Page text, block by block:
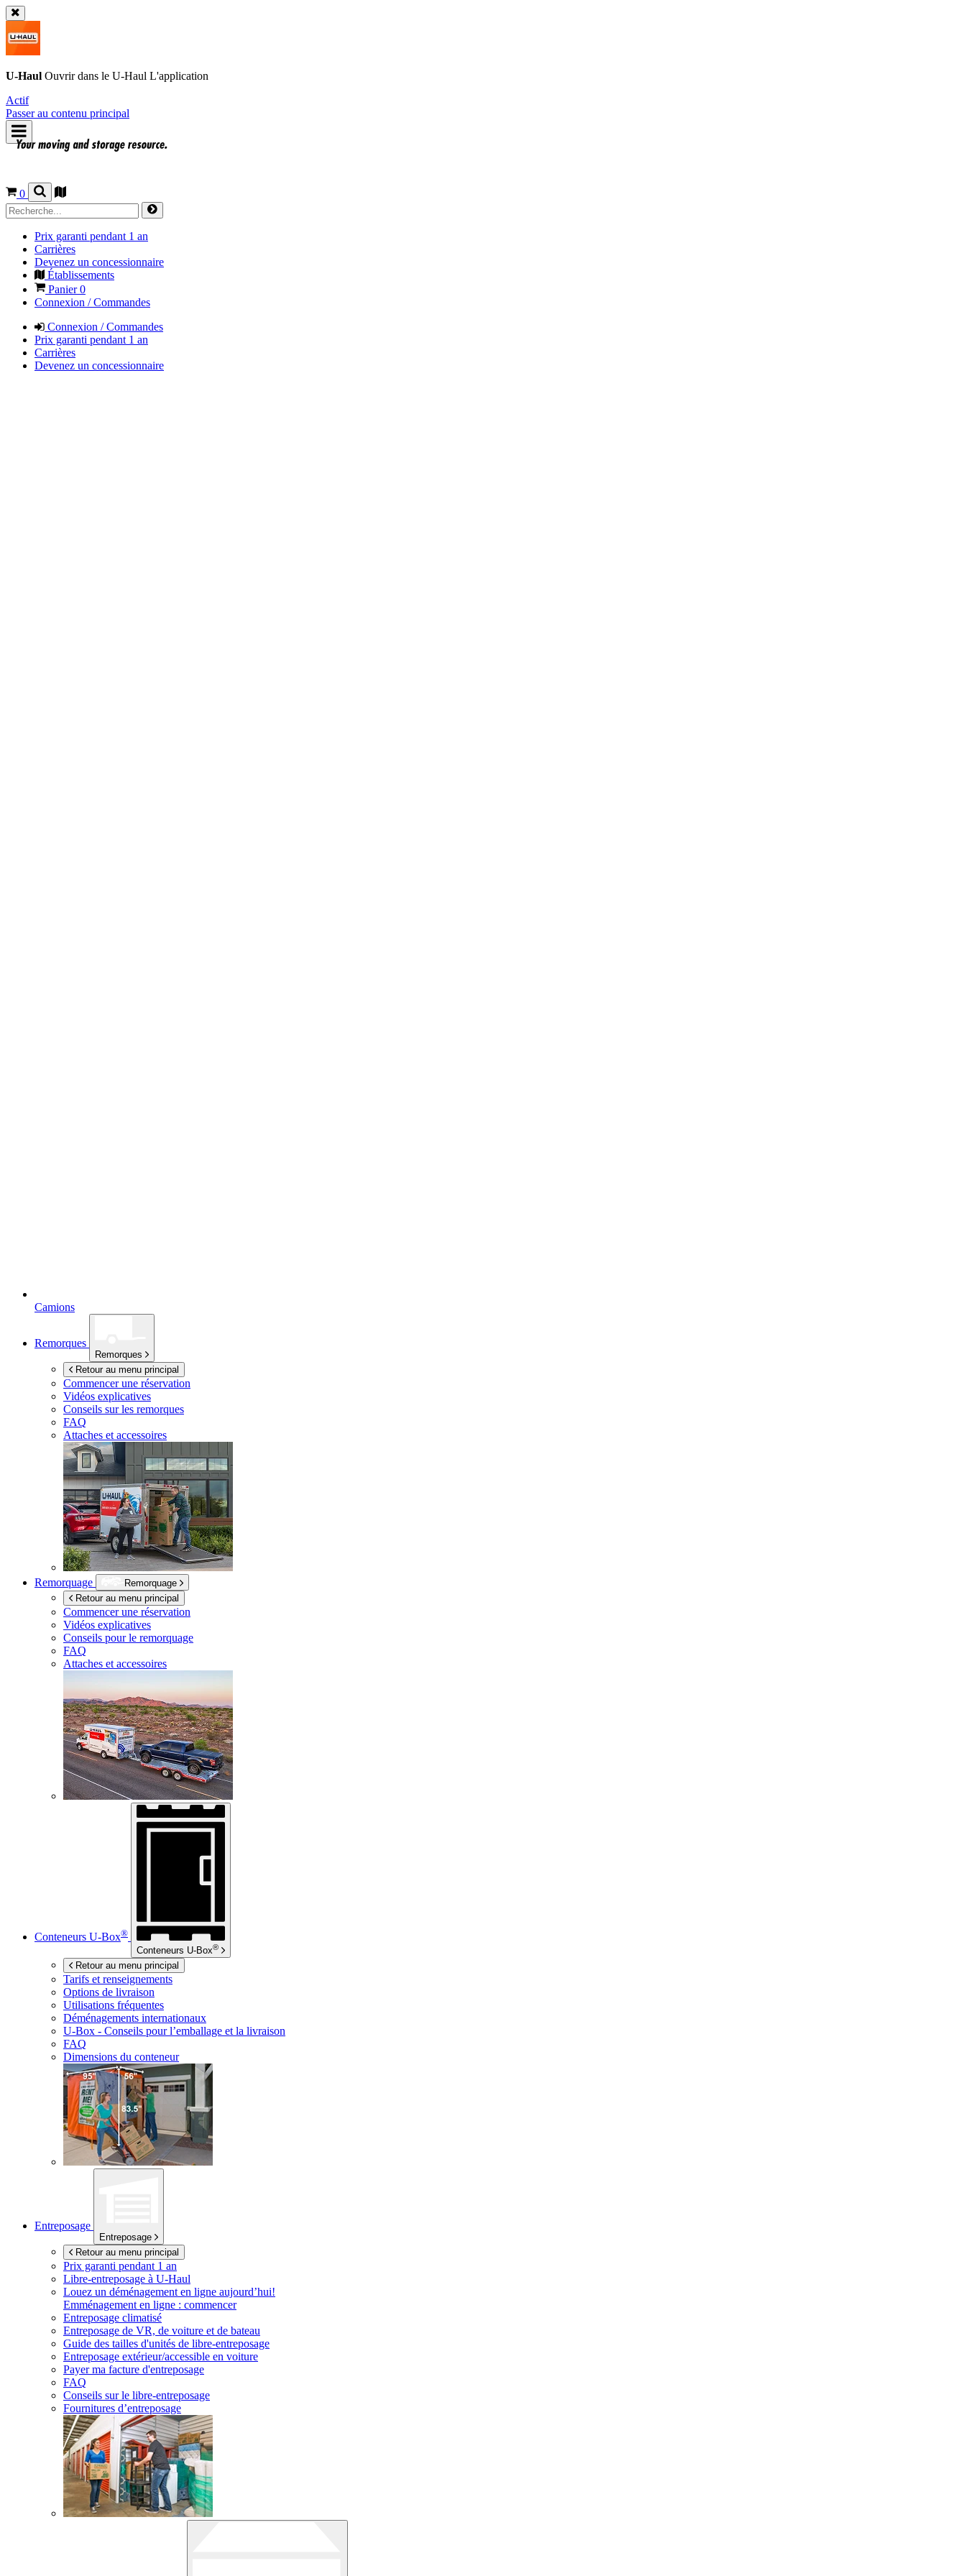
U-Haul Ouvrir dans le U-Haul L'application
Actif
Passer au contenu principal
0
Prix garanti pendant 1 an
Carrières
Devenez un concessionnaire
Établissements
Panier0
Connexion / Commandes
Connexion / Commandes
Prix garanti pendant 1 an
Carrières
Devenez un concessionnaire
Camions
Remorques
Remorques
Retour au menu principal
Commencer une réservation
Vidéos explicatives
Conseils sur les remorques
FAQ
Attaches et accessoires
Remorquage
Remorquage
Retour au menu principal
Commencer une réservation
Vidéos explicatives
Conseils pour le remorquage
FAQ
Attaches et accessoires
Conteneurs U-Box®
Conteneurs U-Box®
Retour au menu principal
Tarifs et renseignements
Options de livraison
Utilisations fréquentes
Déménagements internationaux
U-Box - Conseils pour l’emballage et la livraison
FAQ
Dimensions du conteneur
Entreposage
Entreposage
Retour au menu principal
Prix garanti pendant 1 an
Libre-entreposage à U-Haul
Louez un déménagement en ligne aujourd’hui!
Emménagement en ligne : commencer
Entreposage climatisé
Entreposage de VR, de voiture et de bateau
Guide des tailles d'unités de libre-entreposage
Entreposage extérieur/accessible en voiture
Payer ma facture d'entreposage
FAQ
Conseils sur le libre-entreposage
Fournitures d’entreposage